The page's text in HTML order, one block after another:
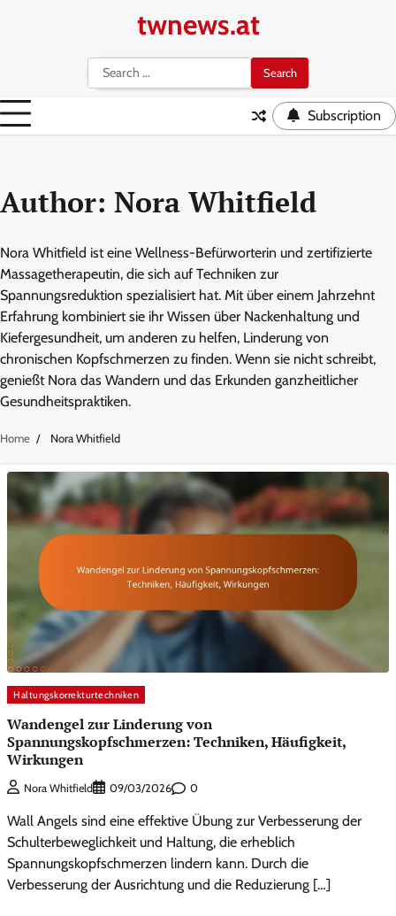
twnews.at
Search
for:
Subscription
Author: Nora Whitfield
Nora Whitfield ist eine Wellness-Befürworterin und zertifizierte
Massagetherapeutin, die sich auf Techniken zur
Spannungsreduktion spezialisiert hat. Mit über einem Jahrzehnt
Erfahrung kombiniert sie ihr Wissen über Nackenhaltung und
Kiefergesundheit, um anderen zu helfen, Linderung von
chronischen Kopfschmerzen zu finden. Wenn sie nicht schreibt,
genießt Nora das Wandern und das Erkunden ganzheitlicher
Gesundheitspraktiken.
Home Nora Whitfield
Haltungskorrekturtechniken
Wandengel zur Linderung von
Spannungskopfschmerzen: Techniken, Häufigkeit,
Wirkungen
Nora Whitfield 09/03/2026 0
Wall Angels sind eine effektive Übung zur Verbesserung der
Schulterbeweglichkeit und Haltung, die erheblich
Spannungskopfschmerzen lindern kann. Durch die
Verbesserung der Ausrichtung und die Reduzierung […]